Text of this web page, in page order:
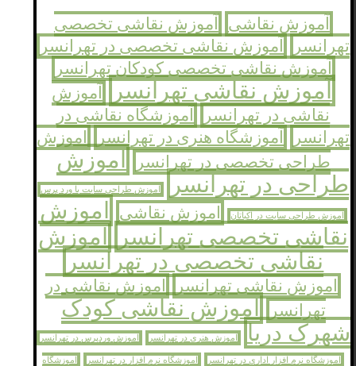
آموزش نقاشی
آموزش نقاشی تخصصی
تهرانسر
آموزش نقاشی تخصصی در تهرانسر
آموزش نقاشی تخصصی کودکان تهرانسر
آموزش نقاشی تهرانسر
آموزش
نقاشی در تهرانسر
آموزشگاه نقاشی در
تهرانسر
آموزشگاه هنری در تهرانسر
اموزش
طراحی تخصصی در تهرانسر
اموزش
طراحی در تهرانسر
اموزش طراحی سایت با ورد پرس
اموزش طراحی سایت در اکباتان اموزش نقاشی
اموزش
نقاشی تخصصی تهرانسر
اموزش
نقاشی تخصصی در تهرانسر
اموزش نقاشی تهرانسر
اموزش نقاشی در
تهرانسر
اموزش نقاشی کودک
شهرک دریا
اموزش هنری در تهرانسر اموزش وردپرس در تهرانسر
اموزشگاه نرم افزار اداری در تهرانسر اموزشگاه نرم افزار در تهرانسر اموزشگاه